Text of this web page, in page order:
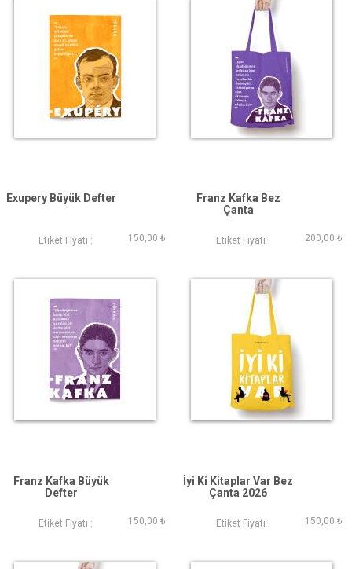
Exupery Büyük Defter
Etiket Fiyatı : 150,00 ₺
Franz Kafka Bez
Çanta
Etiket Fiyatı : 200,00 ₺
Franz Kafka Büyük
Defter
Etiket Fiyatı : 150,00 ₺
İyi Ki Kitaplar Var Bez
Çanta 2026
Etiket Fiyatı : 150,00 ₺